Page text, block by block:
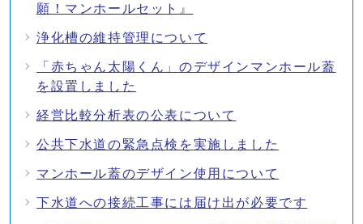
願！マンホールセット』
浄化槽の維持管理について
「赤ちゃん太陽くん」のデザインマンホール蓋
を設置しました
経営比較分析表の公表について
公共下水道の緊急点検を実施しました
マンホール蓋のデザイン使用について
下水道への接続工事には届け出が必要です